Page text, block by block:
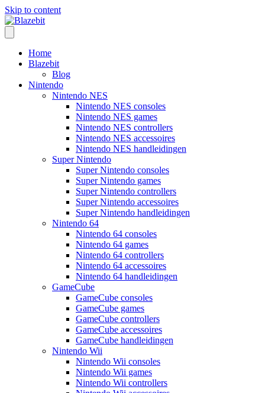
Skip to content
Home
Blazebit
Blog
Nintendo
Nintendo NES
Nintendo NES consoles
Nintendo NES games
Nintendo NES controllers
Nintendo NES accessoires
Nintendo NES handleidingen
Super Nintendo
Super Nintendo consoles
Super Nintendo games
Super Nintendo controllers
Super Nintendo accessoires
Super Nintendo handleidingen
Nintendo 64
Nintendo 64 consoles
Nintendo 64 games
Nintendo 64 controllers
Nintendo 64 accessoires
Nintendo 64 handleidingen
GameCube
GameCube consoles
GameCube games
GameCube controllers
GameCube accessoires
GameCube handleidingen
Nintendo Wii
Nintendo Wii consoles
Nintendo Wii games
Nintendo Wii controllers